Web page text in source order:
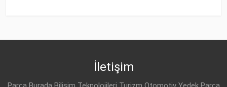
İletişim